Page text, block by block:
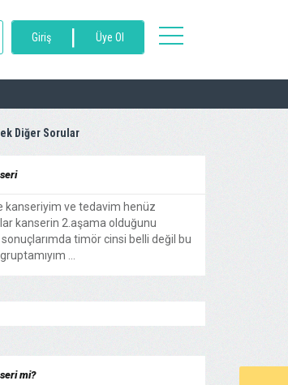
Giriş | Üye Ol
toggle
Diğer Sorular
kanseriyim ve tedavim henüz
kanserin 2.aşama olduğunu
timör cinsi belli değil bu
...
mi?